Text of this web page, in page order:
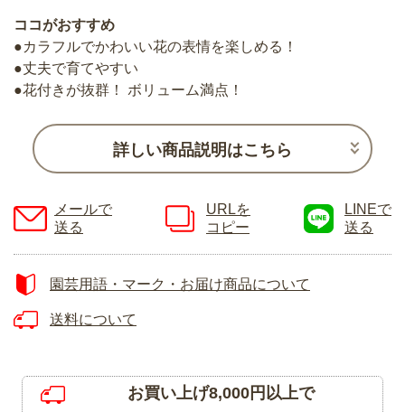
ココがおすすめ
●カラフルでかわいい花の表情を楽しめる！
●丈夫で育てやすい
●花付きが抜群！ ボリューム満点！
詳しい商品説明はこちら
メールで
送る
URLを
コピー
LINEで
送る
園芸用語・マーク・お届け商品について
送料について
お買い上げ8,000円以上で